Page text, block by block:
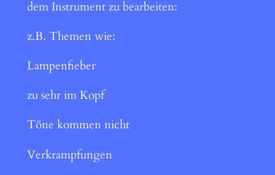
dem Instrument zu bearbeiten:
z.B. Themen wie:
Lampenfieber
zu sehr im Kopf
Töne kommen nicht
Verkrampfungen